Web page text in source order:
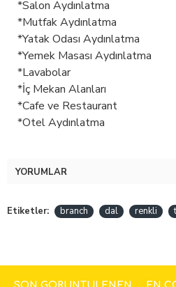
*Salon Aydınlatma
*Mutfak Aydınlatma
*Yatak Odası Aydınlatma
*Yemek Masası Aydınlatma
*Lavabolar
*İç Mekan Alanları
*Cafe ve Restaurant
*Otel Aydınlatma
YORUMLAR
Etiketler: branch dal renkli